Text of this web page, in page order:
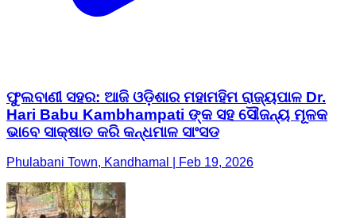
ଫୁଲବାଣୀ ସହର: ଆଜି ଓଡ଼ିଶାର ମହାମହିମ ରାଜ୍ୟପାଳ Dr.
Hari Babu Kambhampati ଙ୍କ ସହ ସୌଜନ୍ୟ ମୂଳକ
ଭାବେ ସାକ୍ଷାତ କରି କନ୍ଧମାଳ ସାଂସଡ
Phulabani Town, Kandhamal | Feb 19, 2026